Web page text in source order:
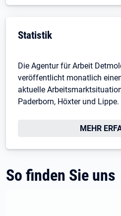
Statistik
Die Agentur für Arbeit
veröffentlicht monatlich
aktuelle
Paderborn, Höxter und Lippe.
Öffnet in
MEHR
So finden Sie uns